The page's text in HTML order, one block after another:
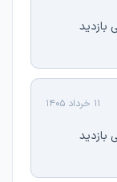
بازدید
11 خرداد 1405
بازدید